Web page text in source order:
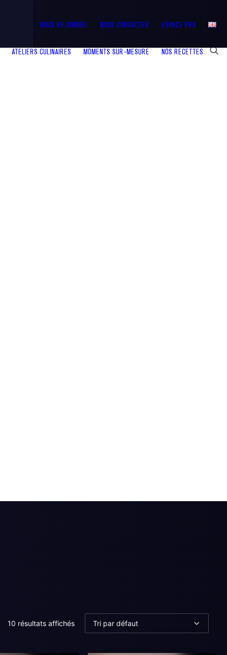
NOUS REJOINDRE NOUS CONTACTER ESPACE PRO
ATELIERS CULINAIRES MOMENTS SUR-MESURE NOS RECETTES
10 résultats affichés